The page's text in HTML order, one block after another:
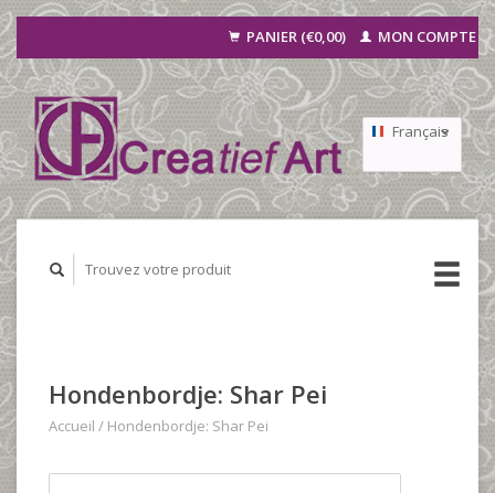
PANIER (€0,00) MON COMPTE
Français
Nederlands
Hondenbordje: Shar Pei
Accueil / Hondenbordje: Shar Pei